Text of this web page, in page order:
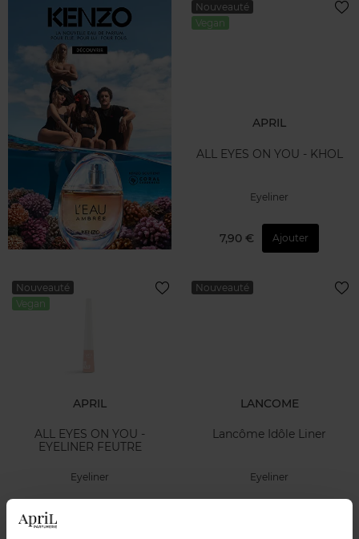
Nouveauté
Vegan
APRIL
ALL EYES ON YOU - KHOL
Eyeliner
7,90 € Ajouter
Nouveauté
Vegan
APRIL
ALL EYES ON YOU -
EYELINER FEUTRE
Eyeliner
13,50 €
Nouveauté
LANCOME
Lancôme Idôle Liner
Eyeliner